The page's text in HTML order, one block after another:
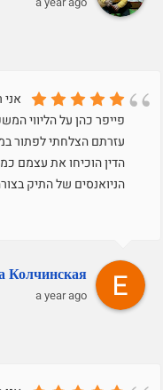
פייפר כהן על הליווי
עזרתם הצלחתי לפתור
הדין הוכיחו את עצמם
הניואנסים של התיק
Колчинская
a year ago